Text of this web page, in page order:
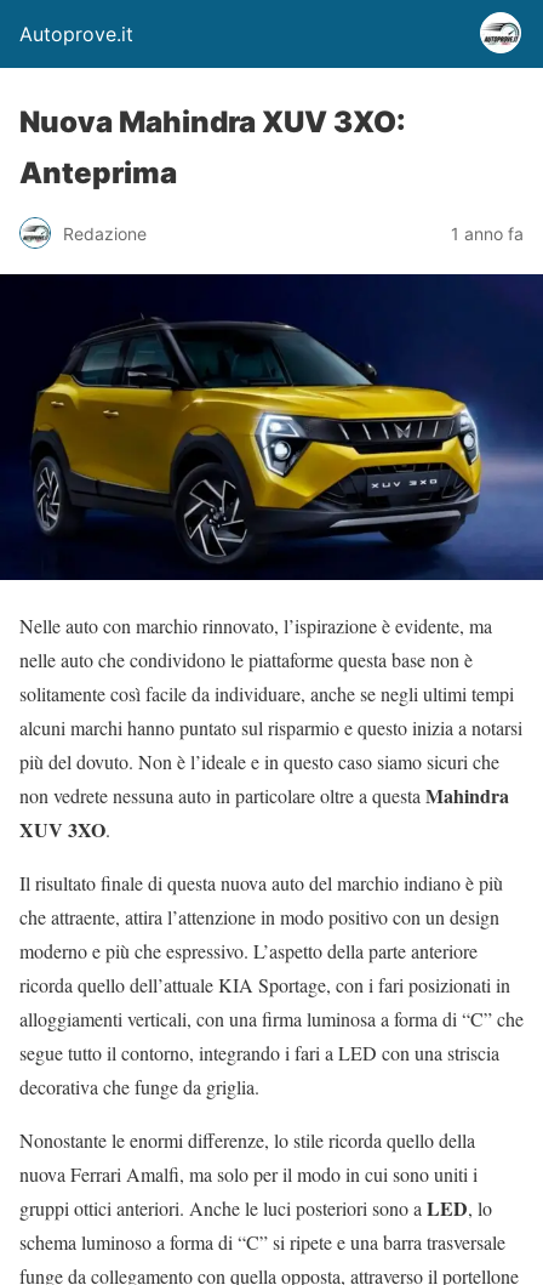
Autoprove.it
Nuova Mahindra XUV 3XO:
Anteprima
Redazione 1 anno fa
Nelle auto con marchio rinnovato, l’ispirazione è evidente, ma
nelle auto che condividono le piattaforme questa base non è
solitamente così facile da individuare, anche se negli ultimi tempi
alcuni marchi hanno puntato sul risparmio e questo inizia a notarsi
più del dovuto. Non è l’ideale e in questo caso siamo sicuri che
non vedrete nessuna auto in particolare oltre a questaMahindra
XUV 3XO.
Il risultato finale di questa nuova auto del marchio indiano è più
che attraente, attira l’attenzione in modo positivo con un design
moderno e più che espressivo. L’aspetto della parte anteriore
ricorda quello dell’attuale KIA Sportage, con i fari posizionati in
alloggiamenti verticali, con una firma luminosa a forma di “C” che
segue tutto il contorno, integrando i fari a LED con una striscia
decorativa che funge da griglia.
Nonostante le enormi differenze, lo stile ricorda quello della
nuova Ferrari Amalfi, ma solo per il modo in cui sono uniti i
gruppi ottici anteriori. Anche le luci posteriori sono aLED, lo
schema luminoso a forma di “C” si ripete e una barra trasversale
funge da collegamento con quella opposta, attraverso il portellone